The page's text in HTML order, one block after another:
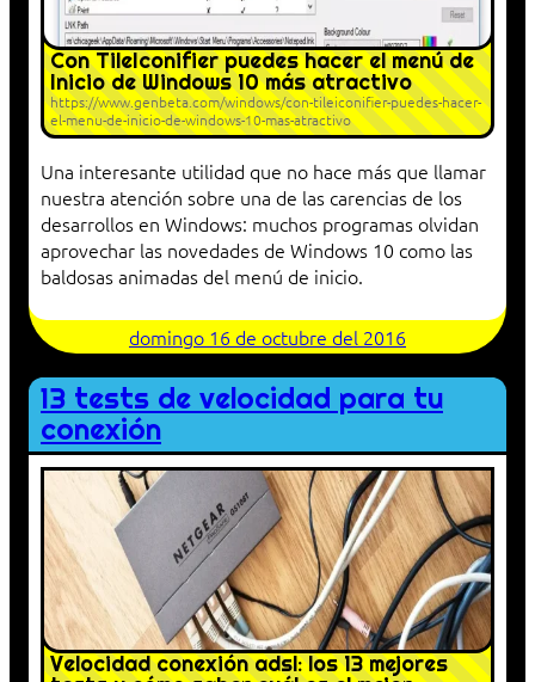
Con TileIconifier puedes hacer el menú de
Inicio de Windows 10 más atractivo
https://www.genbeta.com/windows/con-tileiconifier-puedes-hacer-
el-menu-de-inicio-de-windows-10-mas-atractivo
Una interesante utilidad que no hace más que llamar
nuestra atención sobre una de las carencias de los
desarrollos en Windows: muchos programas olvidan
aprovechar las novedades de Windows 10 como las
baldosas animadas del menú de inicio.
domingo 16 de octubre del 2016
13 tests de velocidad para tu
conexión
Velocidad conexión adsl: los 13 mejores